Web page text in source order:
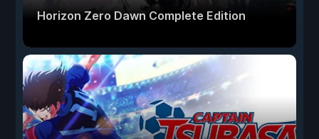
Horizon Zero Dawn Complete Edition